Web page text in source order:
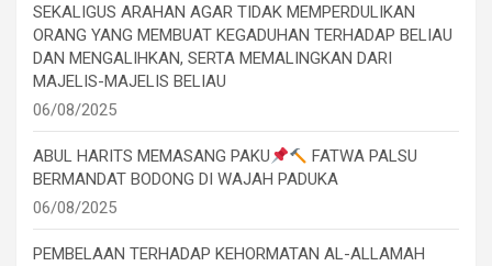
SEKALIGUS ARAHAN AGAR TIDAK MEMPERDULIKAN
ORANG YANG MEMBUAT KEGADUHAN TERHADAP BELIAU
DAN MENGALIHKAN, SERTA MEMALINGKAN DARI
MAJELIS-MAJELIS BELIAU
06/08/2025
ABUL HARITS MEMASANG PAKU
FATWA PALSU
BERMANDAT BODONG DI WAJAH PADUKA
06/08/2025
PEMBELAAN TERHADAP KEHORMATAN AL-ALLAMAH